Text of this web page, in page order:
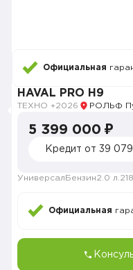
Официальная
HAVAL PRO H9
ТЕХНО +2026 РОЛЬФ
5 399 000 ₽
Кредит от 39
Универсал Бензин2.0 л.
Официальная